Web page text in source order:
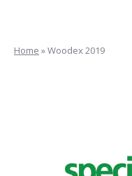
Home »Woodex 2019